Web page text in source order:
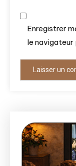
Enregistrer
le navigateur